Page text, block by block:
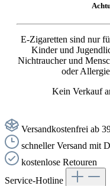
E-Zigaretten sind nur
Kinder und
Nichtraucher und
oder
Kein Verkauf
Versandkostenfrei ab
schneller Versand mit
kostenlose Retouren
Service-Hotline